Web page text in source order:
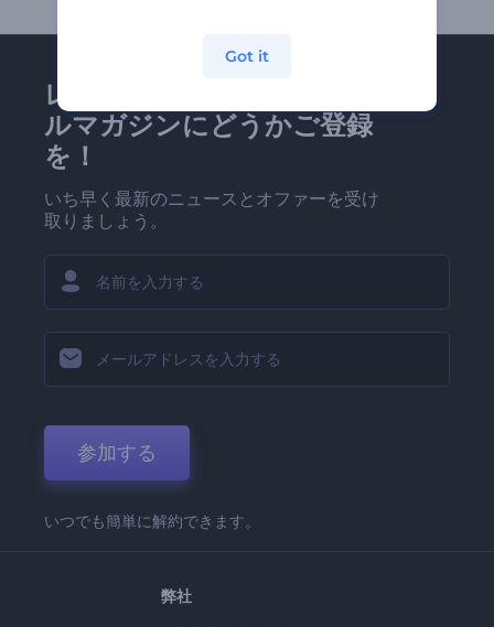
レンダーフォレストのメー
ルマガジンにどうかご登録
を！
いち早く最新のニュースとオファーを受け
取りましょう。
参加する
いつでも簡単に解約できます。
弊社
Got it